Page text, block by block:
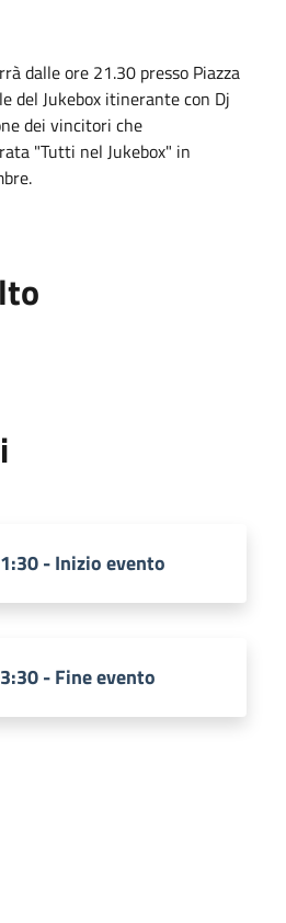
dalle ore 21.30 presso Piazza
del Jukebox itinerante con Dj
dei vincitori che
"Tutti nel Jukebox" in
- Inizio evento
- Fine evento